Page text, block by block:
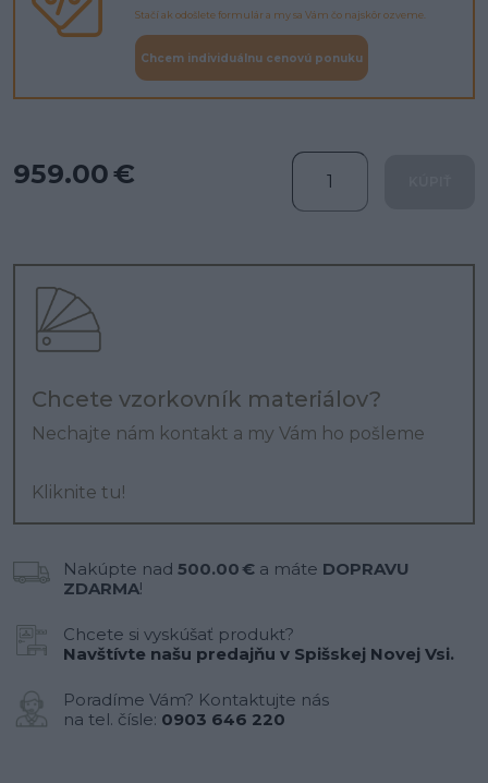
Stačí ak odošlete formulár a my sa Vám čo najskôr ozveme.
Chcem individuálnu cenovú ponuku
959.00 €
Chcete vzorkovník materiálov?
Nechajte nám kontakt a my Vám ho pošleme
Kliknite tu!
Nakúpte nad 500.00 € a máte DOPRAVU
ZDARMA!
Chcete si vyskúšať produkt?
Navštívte našu predajňu v Spišskej Novej Vsi.
Poradíme Vám? Kontaktujte nás
na tel. čísle: 0903 646 220